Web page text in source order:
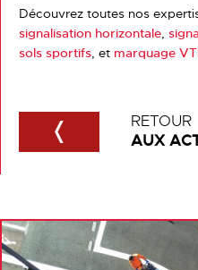
Découvrez toutes nos
signalisation horizontale,
sols sportifs, et marquage
RETOUR
AUX